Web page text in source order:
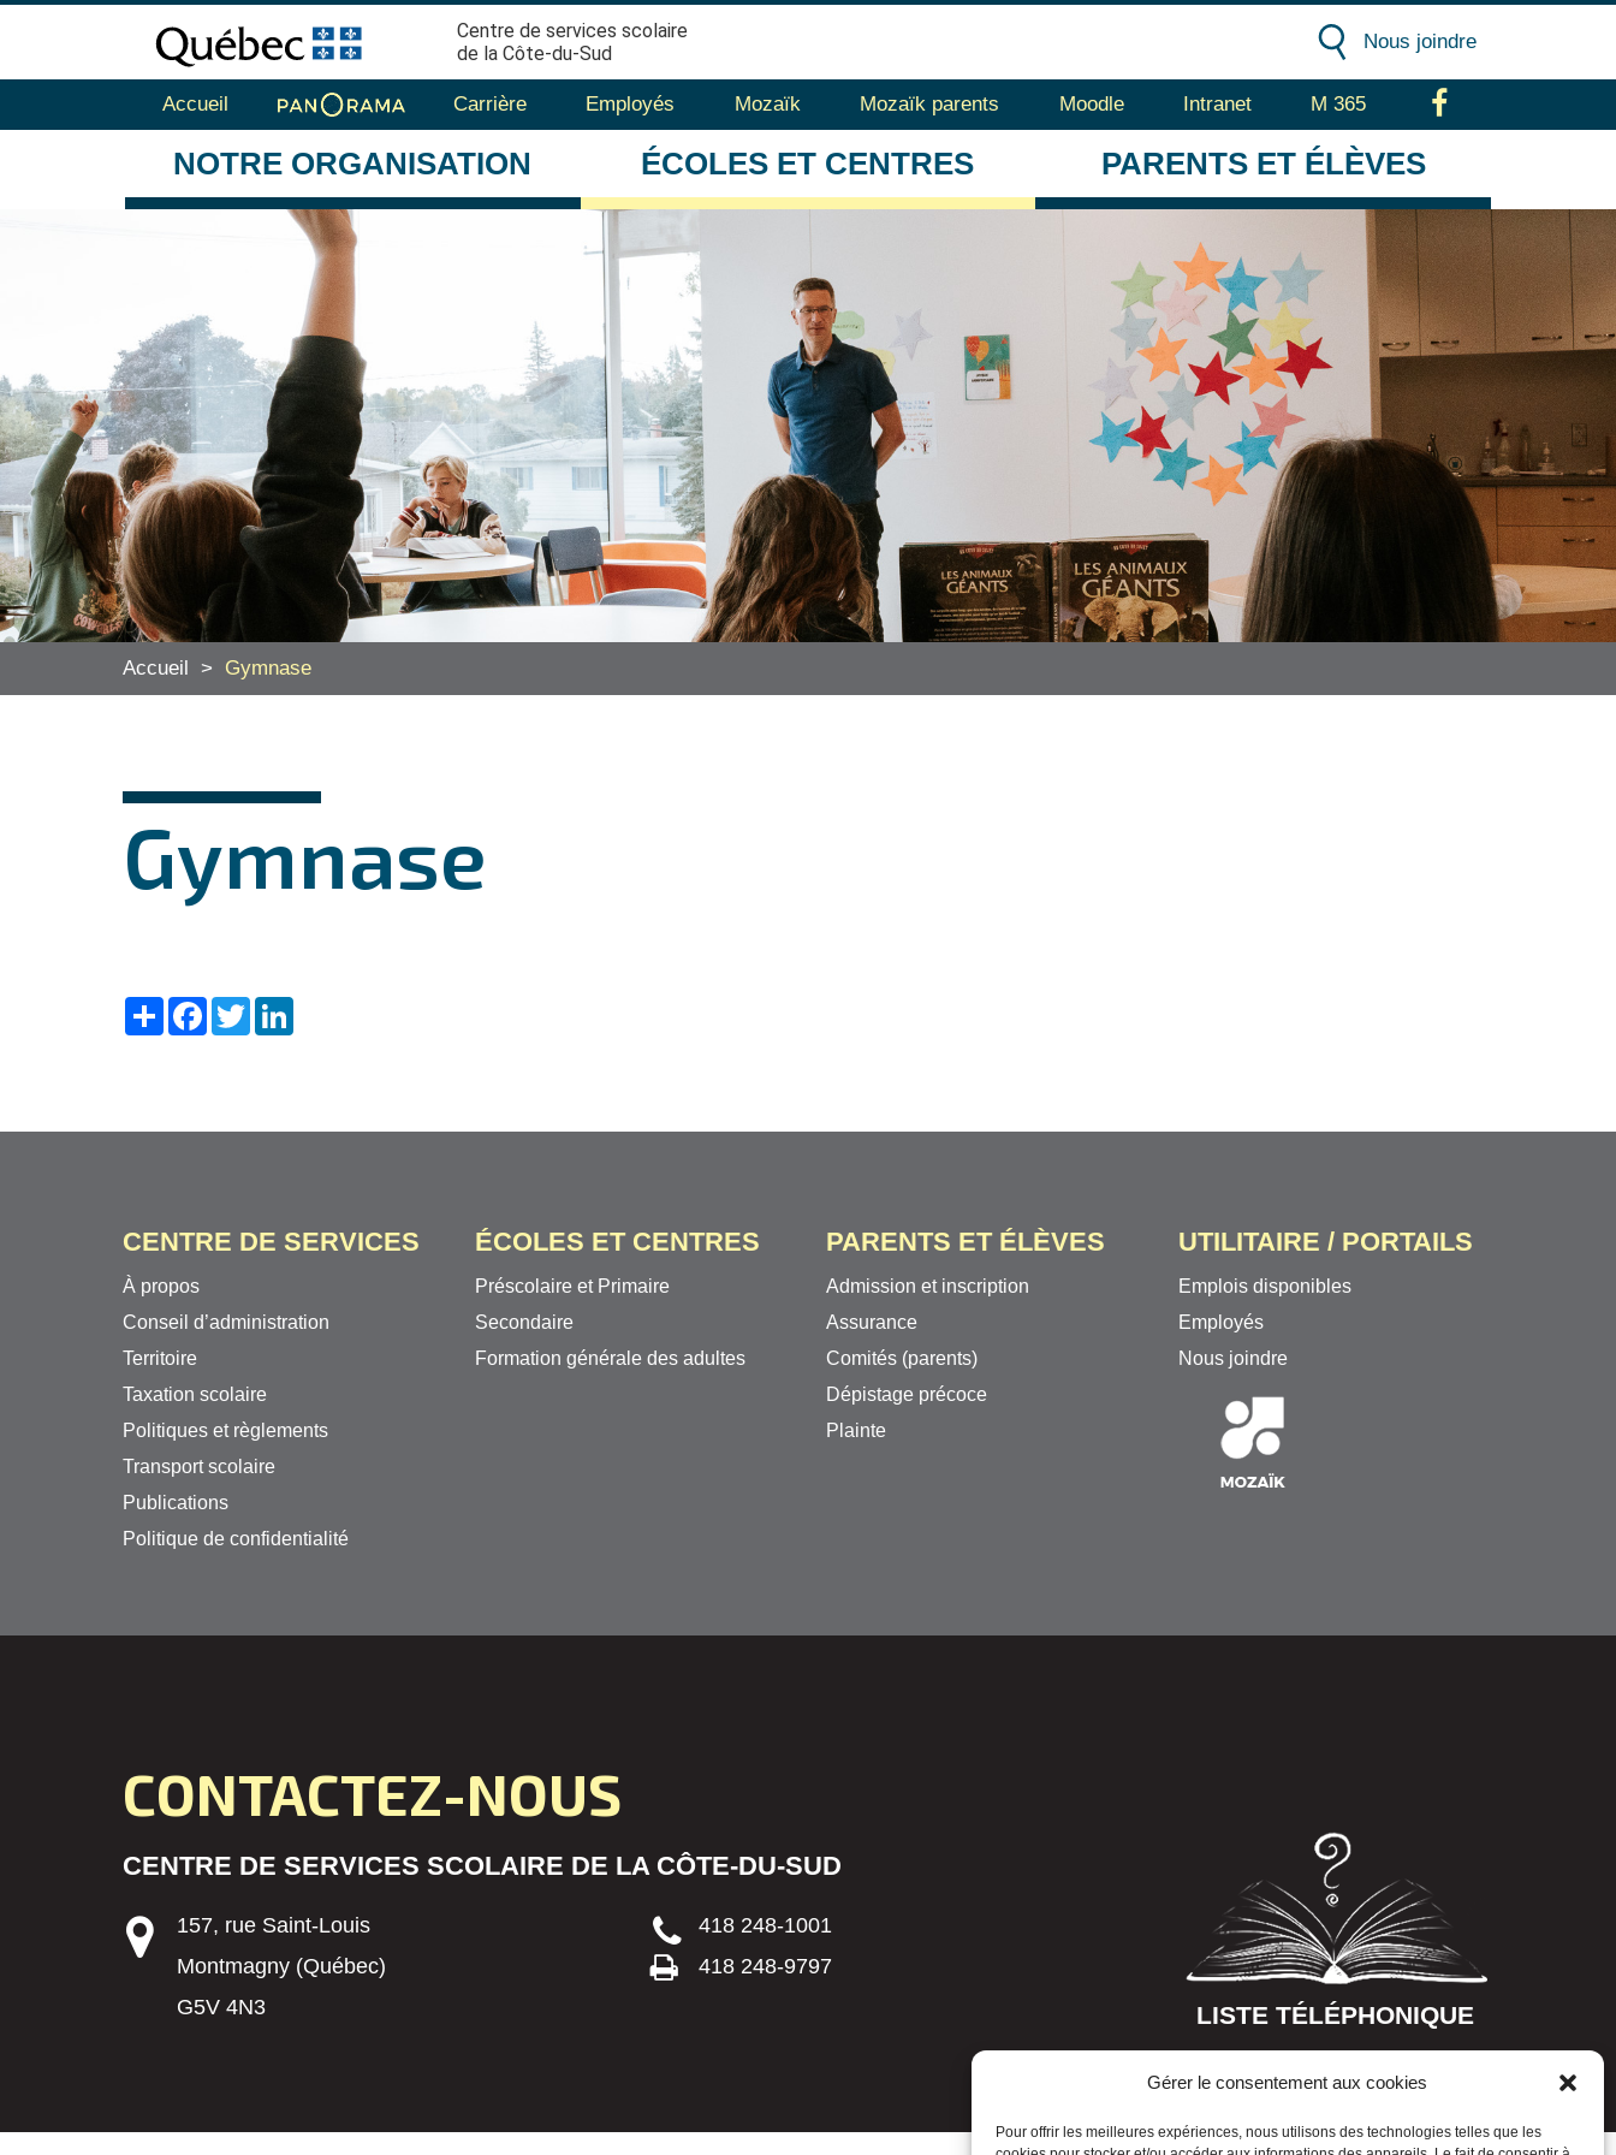
Gérer le consentement aux cookies
Pour offrir les meilleures expériences, nous utilisons des technologies telles que les
Centre de services scolaire
de la Côte-du-Sud
Nous joindre
Accueil Carrière Employés Mozaïk Mozaïk parents Moodle Intranet M 365
NOTRE ORGANISATION ÉCOLES ET CENTRES PARENTS ET ÉLÈVES
Accueil > Gymnase
Gymnase
ShareFacebook
Twitter
CENTRE DE SERVICES
À propos
Conseil d’administration
Territoire
Taxation scolaire
Politiques et règlements
Transport scolaire
Publications
Politique de confidentialité
ÉCOLES ET CENTRES
Préscolaire et Primaire
Secondaire
Formation générale des adultes
PARENTS ET ÉLÈVES
Admission et inscription
Assurance
Comités (parents)
Dépistage précoce
Plainte
UTILITAIRE / PORTAILS
Emplois disponibles
Employés
Nous joindre
CONTACTEZ-NOUS
CENTRE DE SERVICES SCOLAIRE DE LA CÔTE-DU-SUD
157, rue Saint-Louis
Montmagny (Québec)
G5V 4N3
418 248-1001
418 248-9797
LISTE TÉLÉPHONIQUE